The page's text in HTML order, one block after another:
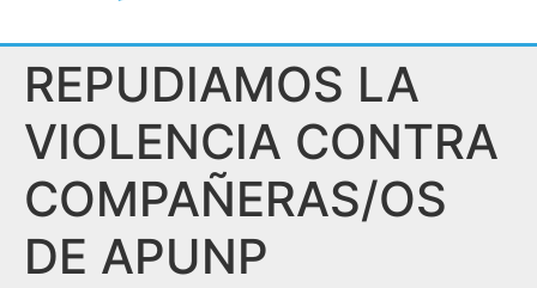
REPUDIAMOS LA
VIOLENCIA CONTRA
COMPAÑERAS/OS
DE APUNP